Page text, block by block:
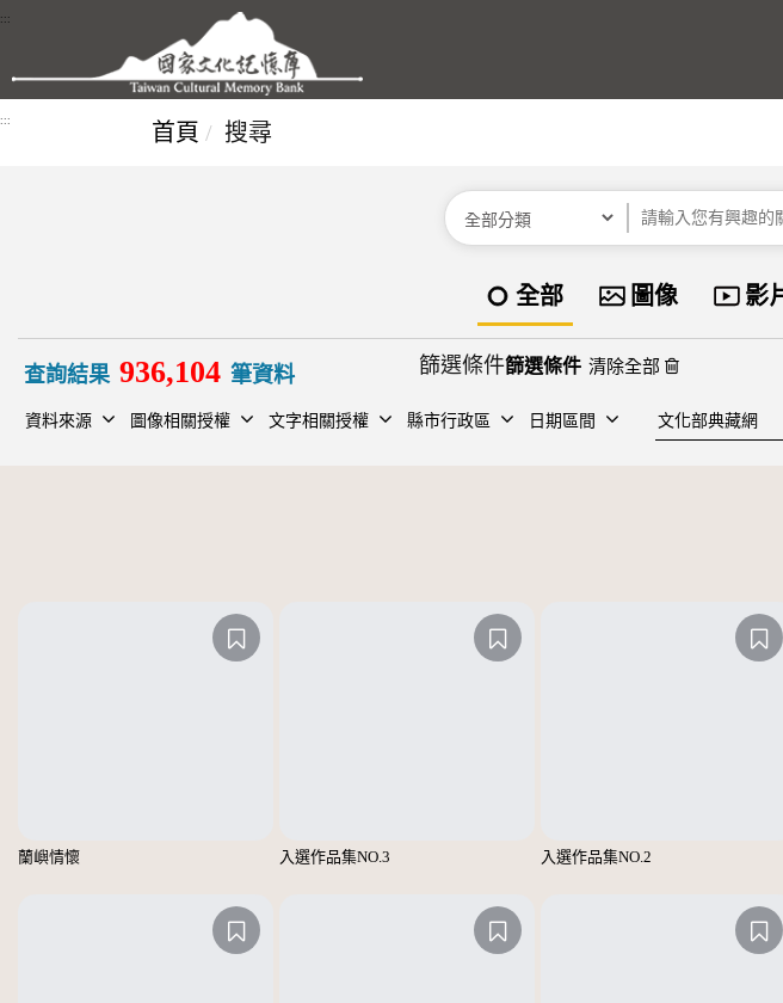
跳到主要內容區塊
:::
::: 首頁 搜尋
分類 關鍵字
全部 圖像 影
查詢結果 936,104 筆資料 篩選條件 清除全部
資料來源 圖像相關授權 文字相關授權 縣市行政區 日期區間 建檔單位
蘭嶼情懷 入選作品集NO.3 入選作品集NO.2